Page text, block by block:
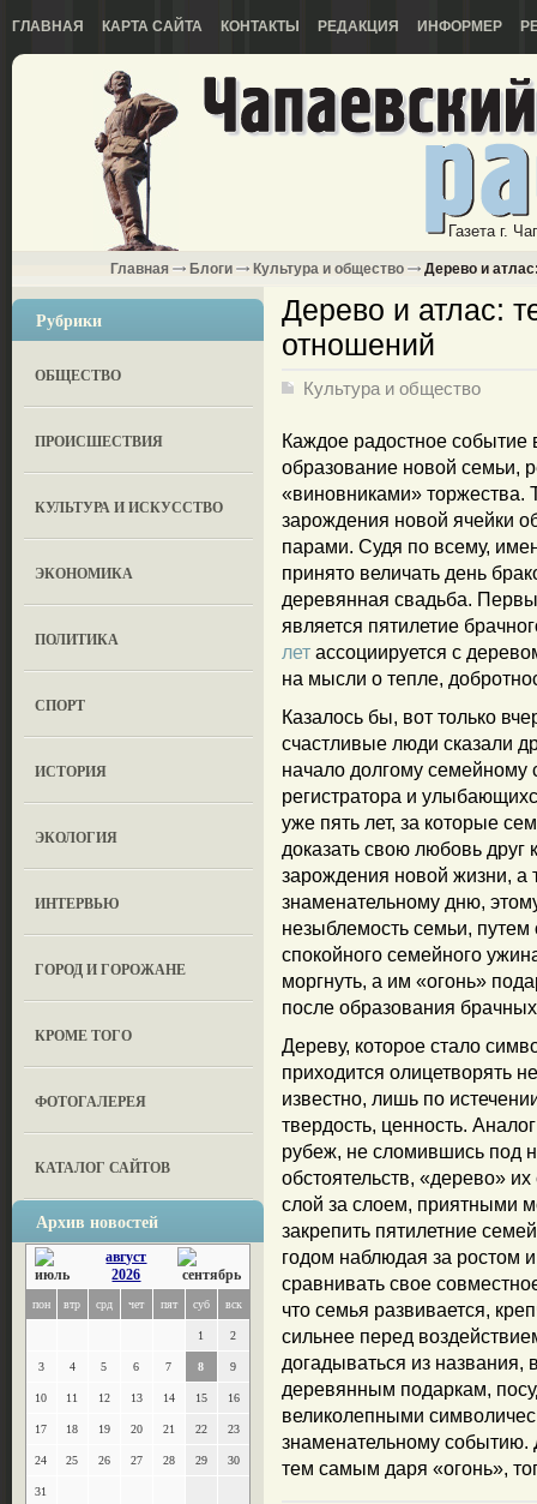
ГЛАВНАЯ КАРТА САЙТА КОНТАКТЫ РЕДАКЦИЯ ИНФОРМЕР
Газета г.
Главная Блоги Культура и общество Дерево и
Рубрики
ОБЩЕСТВО
ПРОИСШЕСТВИЯ
КУЛЬТУРА И ИСКУССТВО
ЭКОНОМИКА
ПОЛИТИКА
СПОРТ
ИСТОРИЯ
ЭКОЛОГИЯ
ИНТЕРВЬЮ
ГОРОД И ГОРОЖАНЕ
КРОМЕ ТОГО
ФОТОГАЛЕРЕЯ
КАТАЛОГ САЙТОВ
Архив новостей
август
2026
пон втр срд чет пят суб вск
1 2
3 4 5 6 7 8 9
10 11 12 13 14 15 16
17 18 19 20 21 22 23
24 25 26 27 28 29 30
31
Дерево и атлас:
отношений
Культура и общество
Каждое радостное
образование новой семьи,
«виновниками» торжества.
зарождения новой ячейки
парами. Судя по всему,
принято величать день
деревянная свадьба.
является пятилетие
лет ассоциируется с
на мысли о тепле,
Казалось бы, вот только
счастливые люди сказали
начало долгому семейному
регистратора и
уже пять лет, за которые
доказать свою любовь друг
зарождения новой жизни, а
знаменательному дню,
незыблемость семьи, путем
спокойного семейного
моргнуть, а им «огонь»
после образования брачных
Дереву, которое стало
приходится олицетворять
известно, лишь по
твердость, ценность.
рубеж, не сломившись под
обстоятельств, «дерево»
слой за слоем, приятными
закрепить пятилетние
годом наблюдая за ростом
сравнивать свое
что семья развивается,
сильнее перед
догадываться из названия,
деревянным подаркам,
великолепными
знаменательному событию.
тем самым даря «огонь»,